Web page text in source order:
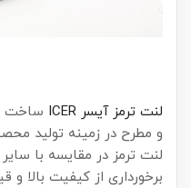
لنت ترمز آیسر ICER
ساخت
و مطرح در زمینه تولید
لنت ترمز در مقایسه با سایر
برخورداری از کیفیت بالا و